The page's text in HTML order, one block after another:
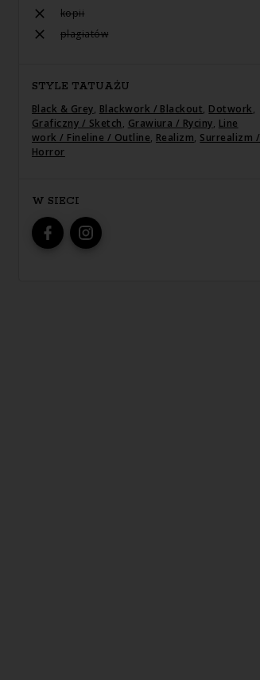
kopii
plagiatów
STYLE TATUAŻU
Black & Grey, Blackwork / Blackout, Dotwork,
Graficzny / Sketch, Grawiura / Ryciny, Line
work / Fineline / Outline, Realizm, Surrealizm /
Horror
W SIECI